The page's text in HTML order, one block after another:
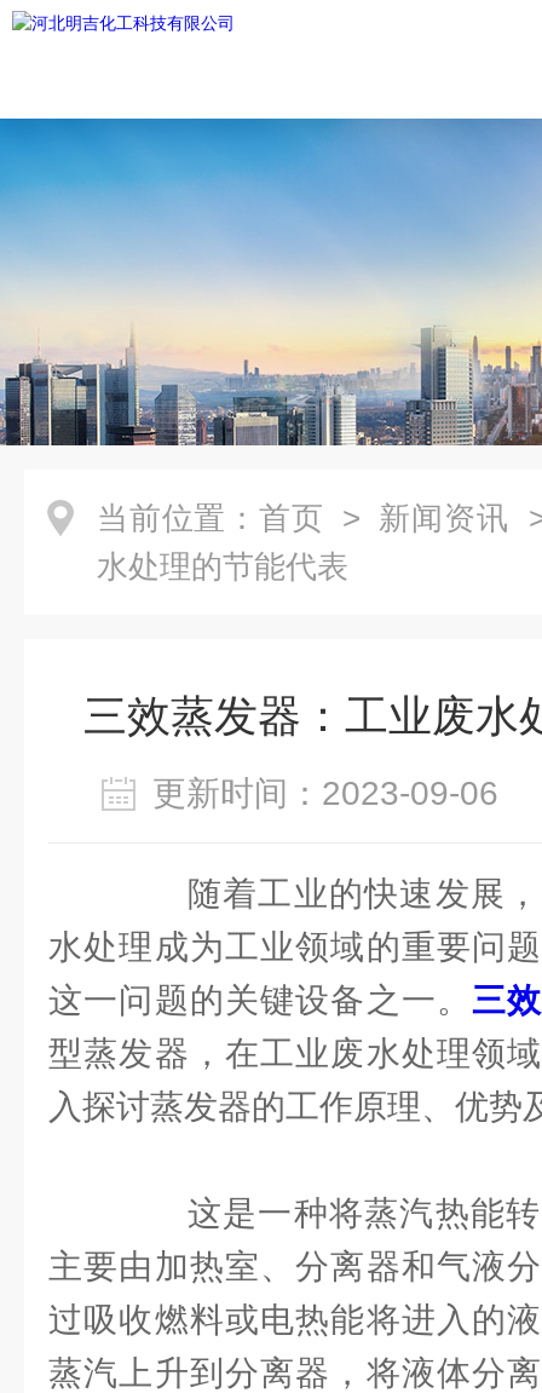
当前位置： 首页 > 新闻资讯
水处理的节能代表
三效蒸发器：工业废水
更新时间：2023-09-
随着工业的快速发展，
水处理成为工业领域的重要问
这一问题的关键设备之一。三
型蒸发器，在工业废水处理领
入探讨蒸发器的工作原理、优势
这是一种将蒸汽热能转
主要由加热室、分离器和气液
过吸收燃料或电热能将进入的
蒸汽上升到分离器，将液体分